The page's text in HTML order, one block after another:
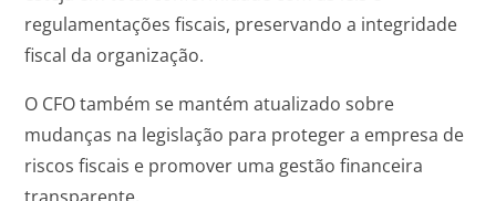
regulamentações fiscais, preservando a integridade
fiscal da organização.
O CFO também se mantém atualizado sobre
mudanças na legislação para proteger a empresa de
riscos fiscais e promover uma gestão financeira